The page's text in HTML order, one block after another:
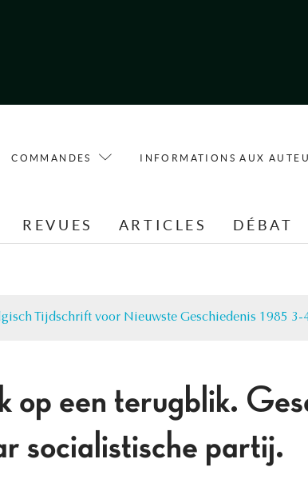
COMMANDES INFORMATIONS AUX
REVUES ARTICLES DÉBAT
Tijdschrift voor Nieuwste Geschiedenis 1985 3-
op een terugblik.
socialistische partij.